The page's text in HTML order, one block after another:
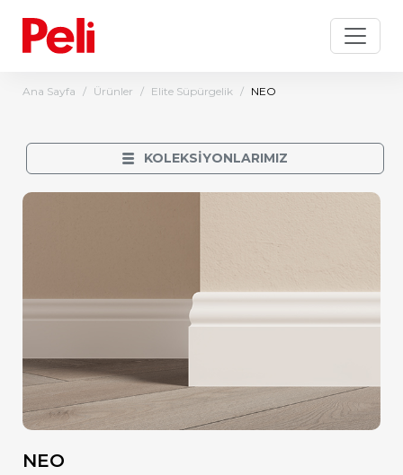
Ana Sayfa Ürünler Elite Süpürgelik NEO
KOLEKSİYONLARIMIZ
NEO